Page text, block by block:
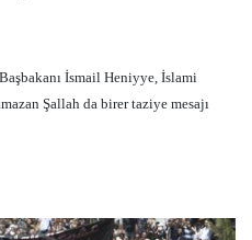
İsmail Heniyye, İslami
Şallah da birer taziye mesajı